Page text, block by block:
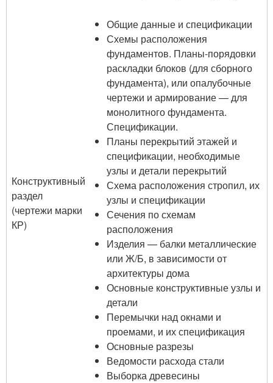
Конструктивный
раздел
(чертежи марки
КР)
Общие данные и спецификации
Схемы расположения
фундаментов. Планы-порядовки
раскладки блоков (для сборного
фундамента), или опалубочные
чертежи и армирование — для
монолитного фундамента.
Спецификации.
Планы перекрытий этажей и
спецификации, необходимые
узлы и детали перекрытий
Схема расположения стропил, их
узлы и спецификации
Сечения по схемам
расположения
Изделия — балки металлические
или Ж/Б, в зависимости от
архитектуры дома
Основные конструктивные узлы и
детали
Перемычки над окнами и
проемами, и их спецификация
Основные разрезы
Ведомости расхода стали
Выборка древесины